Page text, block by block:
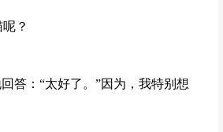
？
答：“太好了。”因为，我特别想